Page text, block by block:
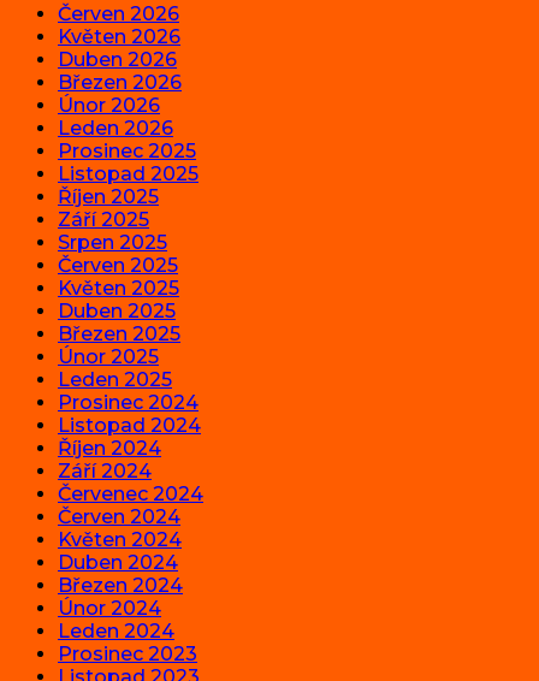
Červen 2026
Květen 2026
Duben 2026
Březen 2026
Únor 2026
Leden 2026
Prosinec 2025
Listopad 2025
Říjen 2025
Září 2025
Srpen 2025
Červen 2025
Květen 2025
Duben 2025
Březen 2025
Únor 2025
Leden 2025
Prosinec 2024
Listopad 2024
Říjen 2024
Září 2024
Červenec 2024
Červen 2024
Květen 2024
Duben 2024
Březen 2024
Únor 2024
Leden 2024
Prosinec 2023